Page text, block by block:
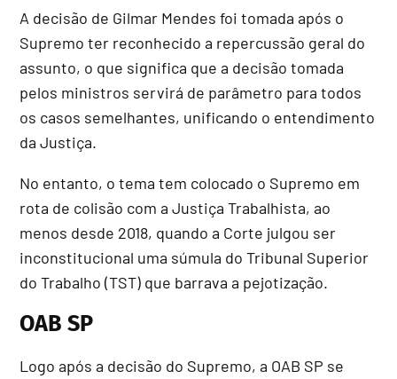
A decisão de Gilmar Mendes foi tomada após o
Supremo ter reconhecido a repercussão geral do
assunto, o que significa que a decisão tomada
pelos ministros servirá de parâmetro para todos
os casos semelhantes, unificando o entendimento
da Justiça.
No entanto, o tema tem colocado o Supremo em
rota de colisão com a Justiça Trabalhista, ao
menos desde 2018, quando a Corte julgou ser
inconstitucional uma súmula do Tribunal Superior
do Trabalho (TST) que barrava a pejotização.
OAB SP
Logo após a decisão do Supremo, a OAB SP se